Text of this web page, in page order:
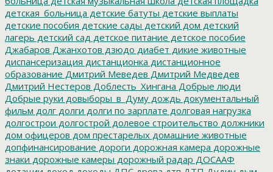
детская_больница детские батуты детские выплаты
детские пособия детские сады детский дом детский
лагерь детский сад детское питание детское пособие
Джабаров Джанхотов дзюдо диабет дикие животные
диспансеризация дистанционка дистанционное
образование Дмитрий Меведев Дмитрий Медведев
Дмитрий Нестеров Доблесть_Хингана Добрые люди
Добрые руки довыборы_в_Думу дождь документальный
фильм долг долги долги по зарплате долговая нагрузка
долгострои долгострой долевое строительство должники
дом офицеров дом престарелых домашние животные
допфинансирование дороги дорожная камера дорожные
знаки дорожные камеры дорожный радар ДОСААФ